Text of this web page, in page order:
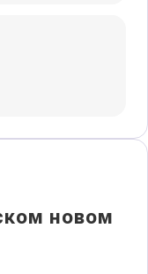
новом